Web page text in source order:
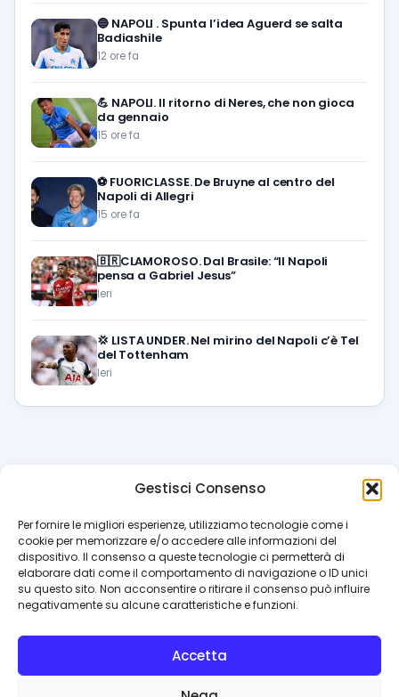
Gestisci Consenso
Per fornire le migliori esperienze, utilizziamo tecnologie come i
cookie per memorizzare e/o accedere alle informazioni del
dispositivo. Il consenso a queste tecnologie ci permetterà di
elaborare dati come il comportamento di navigazione o ID unici
su questo sito. Non acconsentire o ritirare il consenso può influire
negativamente su alcune caratteristiche e funzioni.
Accetta
🔵 NAPOLI . Spunta l’idea Aguerd se salta
Badiashile
12 ore fa
💪 NAPOLI. Il ritorno di Neres, che non gioca
da gennaio
15 ore fa
⚽️ FUORICLASSE. De Bruyne al centro del
Napoli di Allegri
15 ore fa
🇧🇷CLAMOROSO. Dal Brasile: “Il Napoli
pensa a Gabriel Jesus”
Ieri
💢 LISTA UNDER. Nel mirino del Napoli c’è Tel
del Tottenham
Ieri
azzurrissimo.it
Il blog di riferimento per i tifosi del Napoli. News, interviste,
pagelle e calciomercato. Testata giornalistica registrata
al Tribunale di Napoli (n. 48 dell’08/10/2012). Direttore Luca
Perillo
INFO
Contattaci